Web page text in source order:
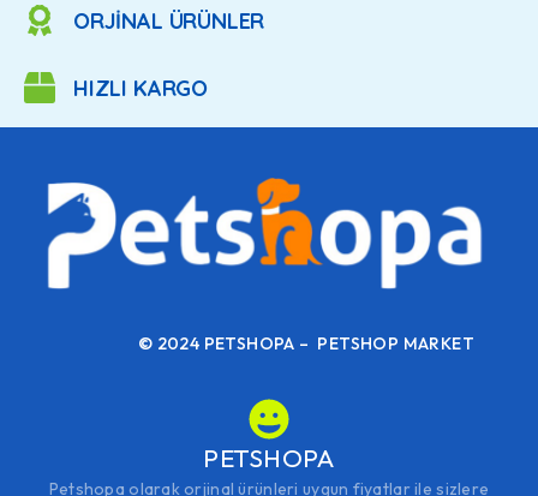
ORJİNAL ÜRÜNLER
HIZLI KARGO
© 2024 PETSHOPA – PETSHOP MARKET
PETSHOPA
Petshopa olarak orjinal ürünleri uygun fiyatlar ile sizlere